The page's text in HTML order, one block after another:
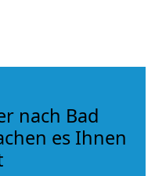
nach Bad
es Ihnen